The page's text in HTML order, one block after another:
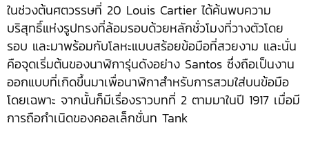
ในช่วงต้นศตวรรษที่ 20 Louis Cartier ได้ค้นพบความ
บริสุทธิ์แห่งรูปทรงที่ล้อมรอบด้วยหลักชั่วโมงที่วางตัวโดย
รอบ และมาพร้อมกับโลหะแบบสร้อยข้อมือที่สวยงาม และนั่น
คือจุดเริ่มต้นของนาฬิการุ่นดังอย่าง Santos ซึ่งถือเป็นงาน
ออกแบบที่เกิดขึ้นมาเพื่อนาฬิกาสำหรับการสวมใส่บนข้อมือ
โดยเฉพาะ จากนั้นก็มีเรื่องราวบทที่ 2 ตามมาในปี 1917 เมื่อมี
การถือกำเนิดของคอลเล็กชั่นท Tank